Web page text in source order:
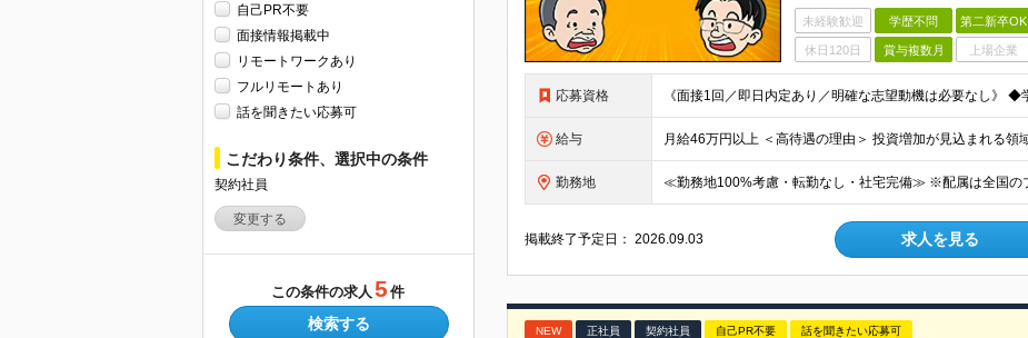
自己PR不要
面接情報掲載中
リモートワークあり
フルリモートあり
話を聞きたい応募可
こだわり条件、選択中の条件
契約社員
変更する
この条件の求人 5 件
検索する
未経験歓迎 学歴不問 第二新卒OK
休日120日 賞与複数月 上場企業
応募資格
給与
勤務地
掲載終了予定日：2026.09.03 求人を見る
NEW 正社員 契約社員 自己PR不要 話を聞きたい応募可